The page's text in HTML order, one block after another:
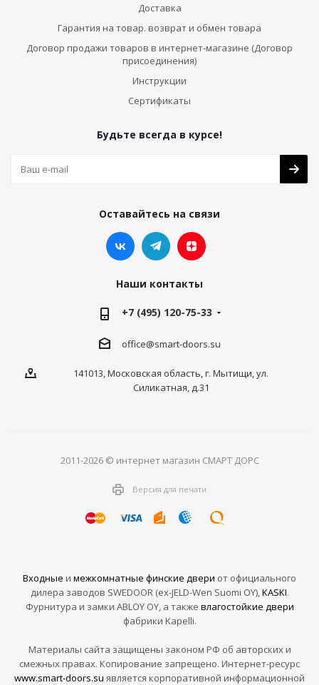
Доставка
Гарантия на товар. возврат и обмен товара
Договор продажи товаров в интернет-магазине (Договор
присоединения)
Инструкции
Сертификаты
Будьте всегда в курсе!
Оставайтесь на связи
Наши контакты
+7 (495) 120-75-33
office@smart-doors.su
141013, Московская область, г. Мытищи, ул.
Силикатная, д.31
2011-2026 © интернет магазин СМАРТ ДОРС
Версия для печати
Входные и межкомнатные финские двери от официального
дилера заводов SWEDOOR (ex-JELD-Wen Suomi OY),KASKI.
Фурнитура и замки ABLOY OY, а также влагостойкие двери
фабрики Kapelli.
Материалы сайта защищены законом РФ об авторских и
смежных правах. Копирование запрещено. Интернет-ресурс
www.smart-doors.su является корпоративной информационной